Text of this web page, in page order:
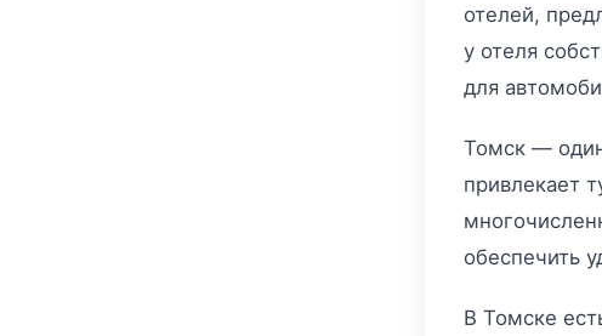
отелей,
у отеля
для
Томск —
привлекает
обеспечить
В Томске